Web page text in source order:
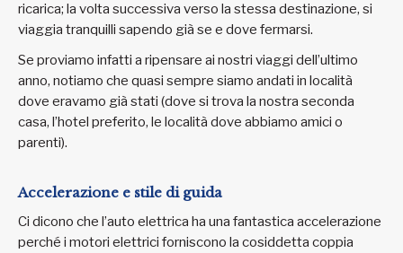
ricarica; la volta successiva verso la stessa destinazione, si
viaggia tranquilli sapendo già se e dove fermarsi.
Se proviamo infatti a ripensare ai nostri viaggi dell’ultimo
anno, notiamo che quasi sempre siamo andati in località
dove eravamo già stati (dove si trova la nostra seconda
casa, l’hotel preferito, le località dove abbiamo amici o
parenti).
Accelerazione e stile di guida
Ci dicono che l’auto elettrica ha una fantastica accelerazione
perché i motori elettrici forniscono la cosiddetta coppia